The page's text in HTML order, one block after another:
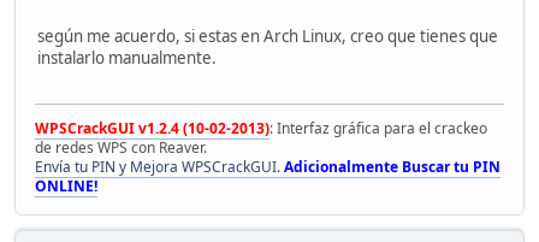
según me acuerdo, si estas en Arch Linux, creo que tienes que
instalarlo manualmente.
WPSCrackGUI v1.2.4 (10-02-2013): Interfaz gráfica para el crackeo
de redes WPS con Reaver.
Envía tu PIN y Mejora WPSCrackGUI.Adicionalmente Buscar tu PIN
ONLINE!